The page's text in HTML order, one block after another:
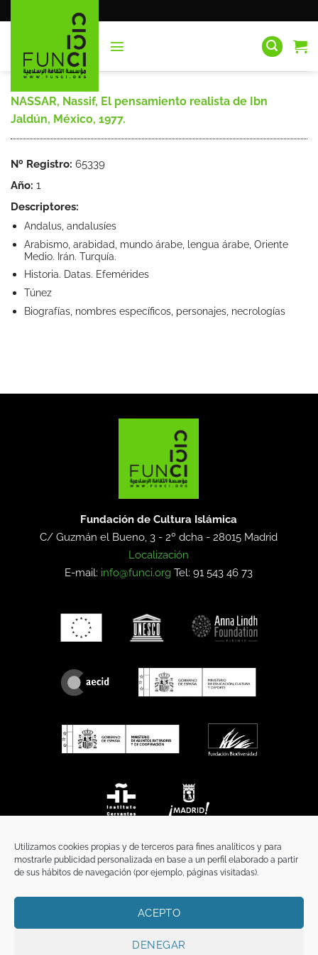
Utilizamos cookies propias y de terceros para fines analíticos y para
mostrarle publicidad personalizada en base a un perfil elaborado a partir
de sus hábitos de navegación (por ejemplo, páginas visitadas).
ACEPTO
DENEGAR
al
NASSAR, Nassif, El pensamiento realista de Ibn
Jaldún, México, 1977.
Nº Registro: 65339
Año: 1
Descriptores:
Andalus, andalusíes
Arabismo, arabidad, mundo árabe, lengua árabe, Oriente
Medio. Irán. Turquía.
Historia. Datas. Efemérides
Túnez
Biografías, nombres específicos, personajes, necrologías
Fundación de Cultura Islámica
C/ Guzmán el Bueno, 3 - 2º dcha -28015 Madrid
Localización
E-mail: info@funci.org Tel: 91 543 46 73
POLÍTICA DE PRIVACIDAD
POLÍTICA DE COOKIES
TÉRMINOS Y CONDICIONES